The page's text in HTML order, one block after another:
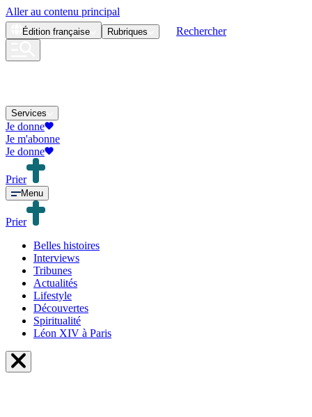
Aller au contenu principal
Édition française Rubriques Rechercher
Services
Je donne
Je m'abonne
Je donne
Prier
Menu
Prier
Belles histoires
Interviews
Tribunes
Actualités
Lifestyle
Découvertes
Spiritualité
Léon XIV à Paris